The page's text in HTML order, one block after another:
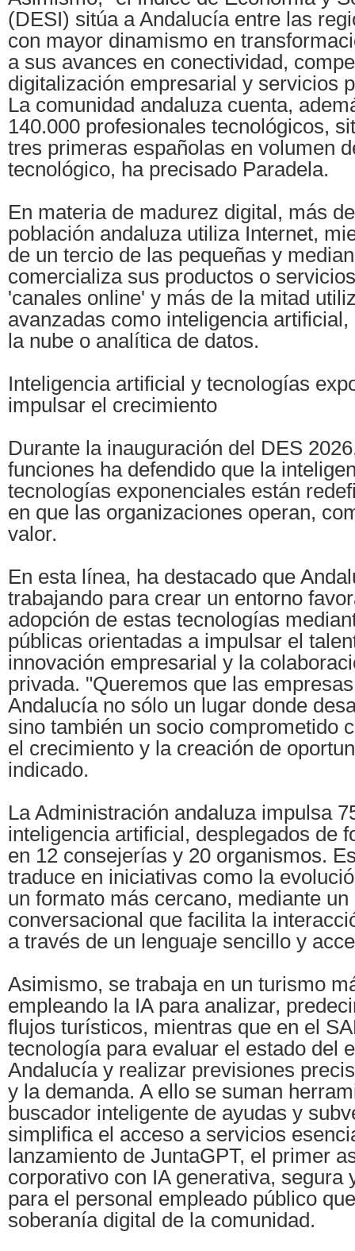
(DESI) sitúa a Andalucía entre las
con mayor dinamismo en
a sus avances en conectividad,
digitalización empresarial y servicios
La comunidad andaluza cuenta,
140.000 profesionales tecnológicos,
tres primeras españolas en volumen
tecnológico, ha precisado Paradela.
En materia de madurez digital, más
población andaluza utiliza Internet,
de un tercio de las pequeñas y
comercializa sus productos o
'canales online' y más de la mitad
avanzadas como inteligencia
la nube o analítica de datos.
Inteligencia artificial y tecnologías
impulsar el crecimiento
Durante la inauguración del DES
funciones ha defendido que la
tecnologías exponenciales están
en que las organizaciones operan,
valor.
En esta línea, ha destacado que
trabajando para crear un entorno
adopción de estas tecnologías
públicas orientadas a impulsar el
innovación empresarial y la
privada. "Queremos que las
Andalucía no sólo un lugar donde
sino también un socio comprometido
el crecimiento y la creación de
indicado.
La Administración andaluza impulsa
inteligencia artificial, desplegados de
en 12 consejerías y 20 organismos.
traduce en iniciativas como la
un formato más cercano, mediante un
conversacional que facilita la
a través de un lenguaje sencillo y
Asimismo, se trabaja en un turismo
empleando la IA para analizar,
flujos turísticos, mientras que en el
tecnología para evaluar el estado del
Andalucía y realizar previsiones
y la demanda. A ello se suman
buscador inteligente de ayudas y
simplifica el acceso a servicios
lanzamiento de JuntaGPT, el primer
corporativo con IA generativa, segura
para el personal empleado público
soberanía digital de la comunidad.